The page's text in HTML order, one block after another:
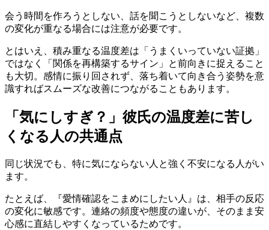
会う時間を作ろうとしない、話を聞こうとしないなど、複数
の変化が重なる場合には注意が必要です。
とはいえ、積み重なる温度差は「うまくいっていない証拠」
ではなく「関係を再構築するサイン」と前向きに捉えること
も大切。感情に振り回されず、落ち着いて向き合う姿勢を意
識すればスムーズな改善につながることもあります。
「気にしすぎ？」彼氏の温度差に苦し
くなる人の共通点
同じ状況でも、特に気にならない人と強く不安になる人がい
ます。
たとえば、『愛情確認をこまめにしたい人』は、相手の反応
の変化に敏感です。連絡の頻度や態度の違いが、そのまま安
心感に直結しやすくなっているためです。